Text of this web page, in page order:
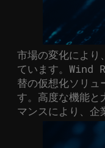
市場の変化により
ています。
替の仮想化ソリュ
す。高度な機能と
マンスにより、企